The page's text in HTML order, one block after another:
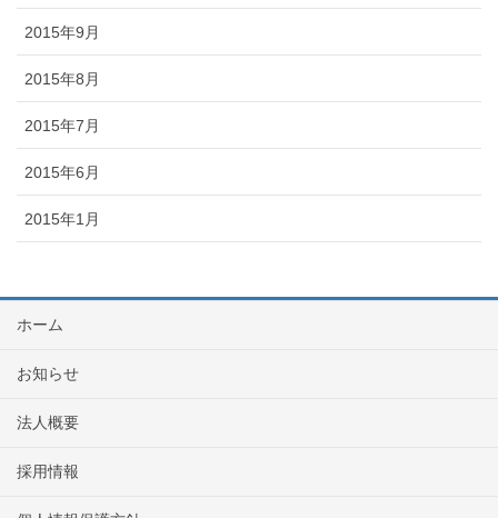
2015年9月
2015年8月
2015年7月
2015年6月
2015年1月
ホーム
お知らせ
法人概要
採用情報